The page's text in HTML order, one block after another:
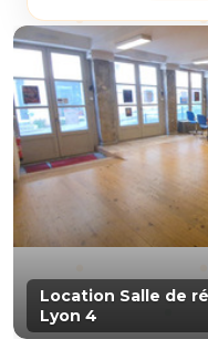
Location Salle de
Lyon 4